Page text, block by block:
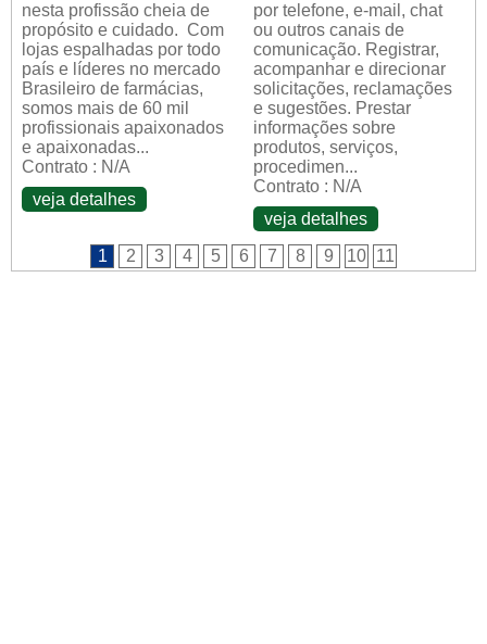
nesta profissão cheia de
propósito e cuidado. Com
lojas espalhadas por todo
país e líderes no mercado
Brasileiro de farmácias,
somos mais de 60 mil
profissionais apaixonados
e apaixonadas...
Contrato : N/A
veja detalhes
por telefone, e-mail, chat
ou outros canais de
comunicação. Registrar,
acompanhar e direcionar
solicitações, reclamações
e sugestões. Prestar
informações sobre
produtos, serviços,
procedimen...
Contrato : N/A
veja detalhes
1
2 3 4 5 6 7 8 9 10 11